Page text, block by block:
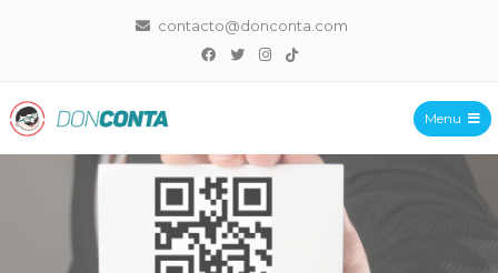
contacto@donconta.com
DonConta
Menu